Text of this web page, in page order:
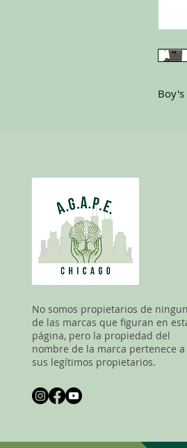
No somos propietarios de
de las marcas que figuran en
página, pero la propiedad del
nombre de la marca pertenece a
sus legítimos propietarios.